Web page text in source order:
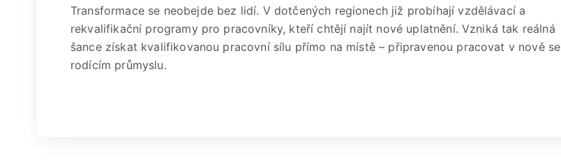
Transformace se neobejde bez lidí. V dotčených regionech již probíhají vzdělávací a
rekvalifikační programy pro pracovníky, kteří chtějí najít nové uplatnění. Vzniká tak reálná
šance získat kvalifikovanou pracovní sílu přímo na místě – připravenou pracovat v nově se
rodícím průmyslu.